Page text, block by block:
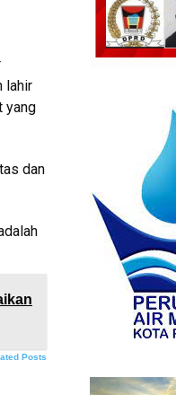
lahir
yang
dan
Posts